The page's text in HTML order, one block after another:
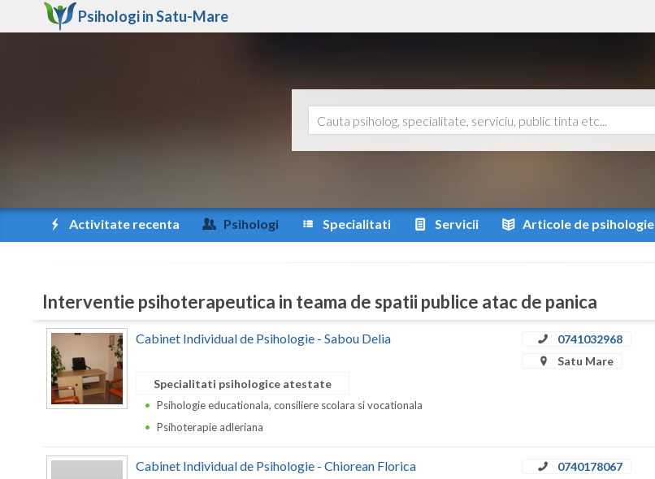
Psihologi inSatu-Mare
Activitate recenta Psihologi Specialitati Servicii Articole de psihologie
Interventie psihoterapeutica in teama de spatii publice atac de panica
Cabinet Individual de Psihologie - Sabou Delia
0741032968
Satu Mare
Specialitati psihologice atestate
Psihologie educationala, consiliere scolara si vocationala
Psihoterapie adleriana
Cabinet Individual de Psihologie - Chiorean Florica
0740178067